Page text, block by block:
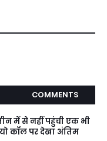
COMMENTS
में से नहीं पहुंची एक भी
कॉल पर देखा अंतिम